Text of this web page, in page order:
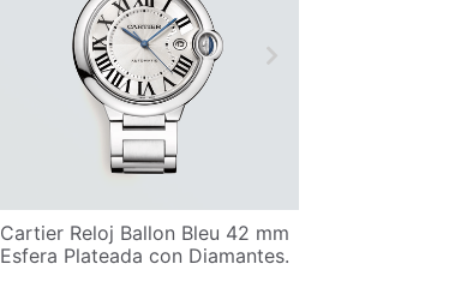
Cartier Reloj Ballon Bleu 42 mm
Esfera Plateada con Diamantes.